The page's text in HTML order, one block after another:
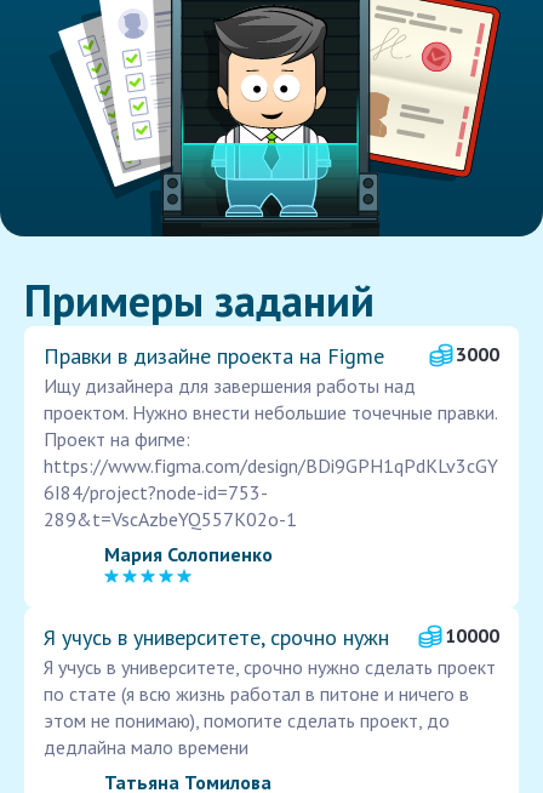
Примеры заданий
Правки в дизайне проекта на Figme
3000
Ищу дизайнера для завершения работы над
проектом. Нужно внести небольшие точечные правки.
Проект на фигме:
https://www.figma.com/design/BDi9GPH1qPdKLv3cGY
6I84/project?node-id=753-
289&t=VscAzbeYQ557K02o-1
Мария Солопиенко
Я учусь в университете, срочно нужн
10000
Я учусь в университете, срочно нужно сделать проект
по стате (я всю жизнь работал в питоне и ничего в
этом не понимаю), помогите сделать проект, до
дедлайна мало времени
Татьяна Томилова